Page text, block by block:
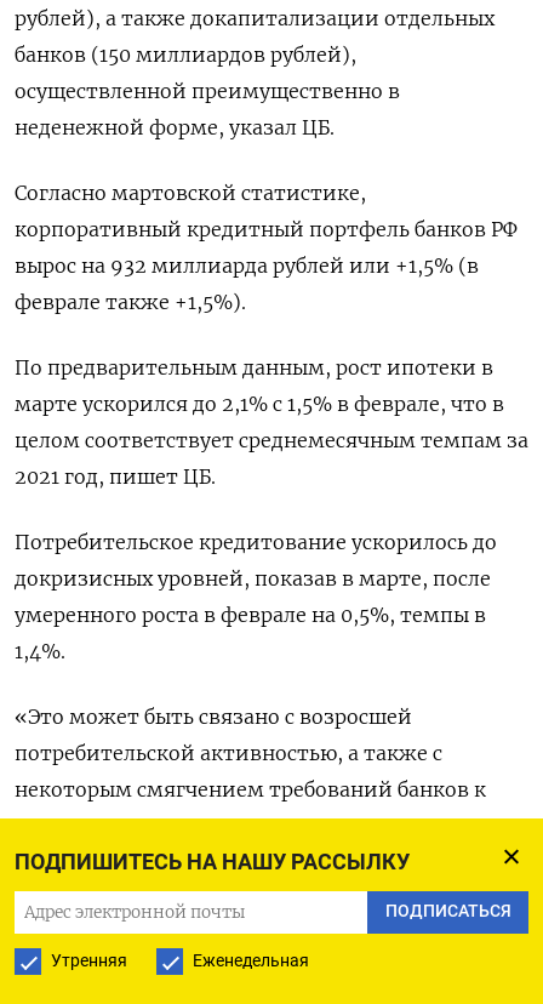
ПОДПИШИТЕСЬ НА НАШУ РАССЫЛКУ
ПОДПИСАТЬСЯ
Утренняя Еженедельная
рублей), а также докапитализации отдельных
банков (150 миллиардов рублей),
осуществленной преимущественно в
неденежной форме, указал ЦБ.
Согласно мартовской статистике,
корпоративный кредитный портфель банков РФ
вырос на 932 миллиарда рублей или +1,5% (в
феврале также +1,5%).
По предварительным данным, рост ипотеки в
марте ускорился до 2,1% с 1,5% в феврале, что в
целом соответствует среднемесячным темпам за
2021 год, пишет ЦБ.
Потребительское кредитование ускорилось до
докризисных уровней, показав в марте, после
умеренного роста в феврале на 0,5%, темпы в
1,4%.
«Это может быть связано с возросшей
потребительской активностью, а также с
некоторым смягчением требований банков к
качеству заемщиков», - пишет ЦБР.
По данным регулятора, банки приобрели новые
выпуски ОФЗ на мартовских аукционах на сумму
130 миллиардов рублей, или 72% от размещений.